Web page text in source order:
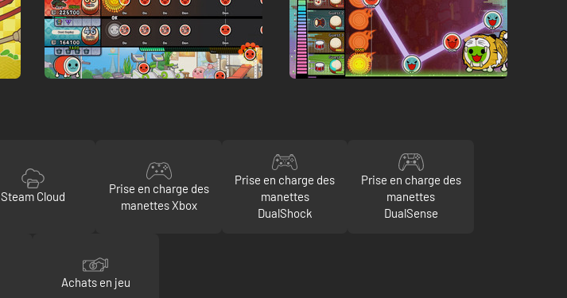
Steam Cloud
Prise en charge des
manettes Xbox
Prise en charge des
manettes
DualShock
Prise en charge des
manettes
DualSense
Achats en jeu